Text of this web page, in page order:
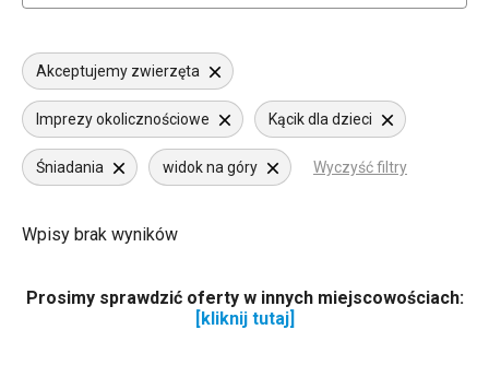
Akceptujemy zwierzęta
Imprezy okolicznościowe Kącik dla dzieci
Śniadania widok na góry Wyczyść filtry
Wpisy brak wyników
Prosimy sprawdzić oferty w innych miejscowościach:
[kliknij tutaj]